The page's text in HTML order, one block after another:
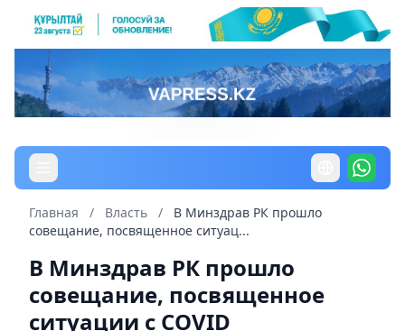
Главная / Власть /
В Минздрав РК прошло
совещание, посвященное ситуац...
В Минздрав РК прошло
совещание, посвященное
ситуации с COVID